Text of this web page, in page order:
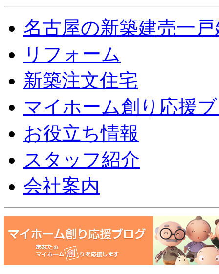
名古屋の新築建売一
リフォーム
新築注文住宅
マイホーム創り応援
お役立ち情報
スタッフ紹介
会社案内